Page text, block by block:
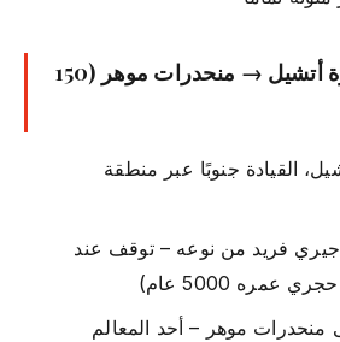
اليوم الخامس: جزيرة أتشيل → منحدرات موهر (150
القيادة جنوبًا عبر منطقة
فريد من نوعه – توقف عند
5000 عام)
منحدرات موهر – أحد المعالم